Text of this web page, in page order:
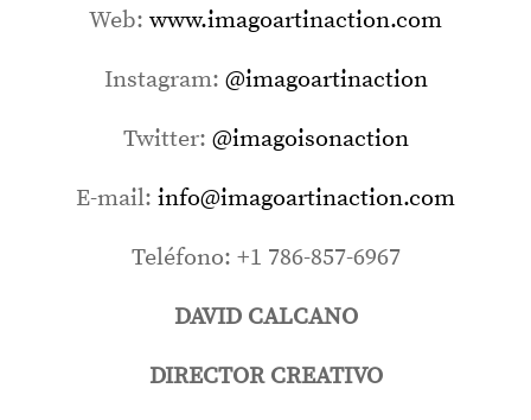
Web: www.imagoartinaction.com
Instagram: @imagoartinaction
Twitter: @imagoisonaction
E-mail: info@imagoartinaction.com
Teléfono: +1 786-857-6967
DAVID CALCANO
DIRECTOR CREATIVO